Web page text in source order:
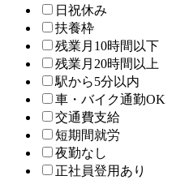
日祝休み
扶養枠
残業月10時間以下
残業月20時間以上
駅から5分以内
車・バイク通勤OK
交通費支給
短期間就労
夜勤なし
正社員登用あり